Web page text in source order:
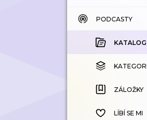
KATALOG
KOUPENÉ
ZÁLOŽKY
HISTORIE
PODCASTY
KATALOG
ZÁLOŽKY
LÍBÍ SE MI